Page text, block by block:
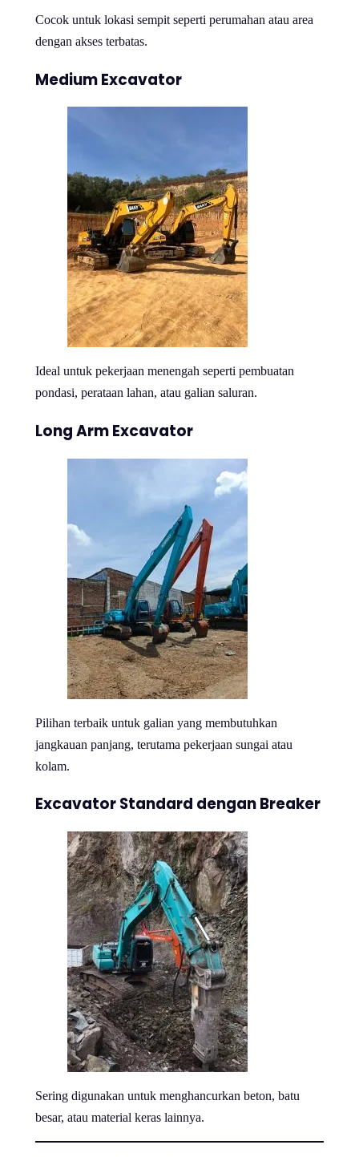
Cocok untuk lokasi sempit seperti perumahan atau area
dengan akses terbatas.
Medium Excavator
Ideal untuk pekerjaan menengah seperti pembuatan
pondasi, perataan lahan, atau galian saluran.
Long Arm Excavator
Pilihan terbaik untuk galian yang membutuhkan
jangkauan panjang, terutama pekerjaan sungai atau
kolam.
Excavator Standard dengan Breaker
Sering digunakan untuk menghancurkan beton, batu
besar, atau material keras lainnya.